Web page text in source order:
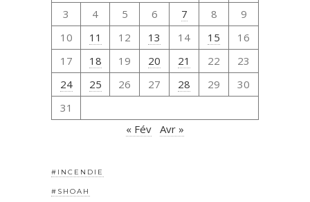
3
4 5 6 7 8
9
10
11 12 13 14 15
16
17
18 19 20 21 22
23
24
25 26 27 28 29
30
31
« Fév Avr »
#INCENDIE
#SHOAH